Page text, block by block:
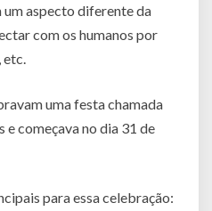
aspecto diferente da
com os humanos por
uma festa chamada
e começava no dia 31 de
para essa celebração: